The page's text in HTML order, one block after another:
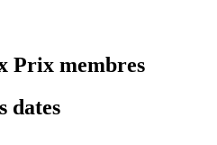
Prix membres
dates